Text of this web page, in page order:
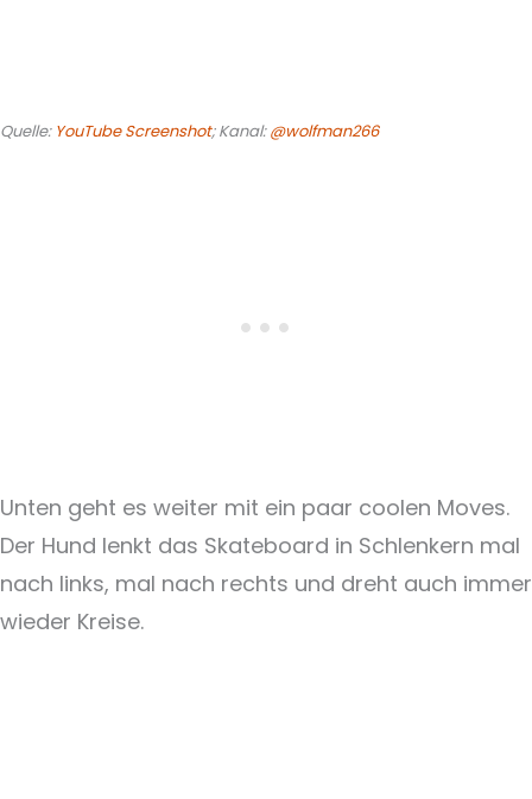
Quelle: YouTube Screenshot; Kanal:@wolfman266
Unten geht es weiter mit ein paar coolen Moves.
Der Hund lenkt das Skateboard in Schlenkern mal
nach links, mal nach rechts und dreht auch immer
wieder Kreise.